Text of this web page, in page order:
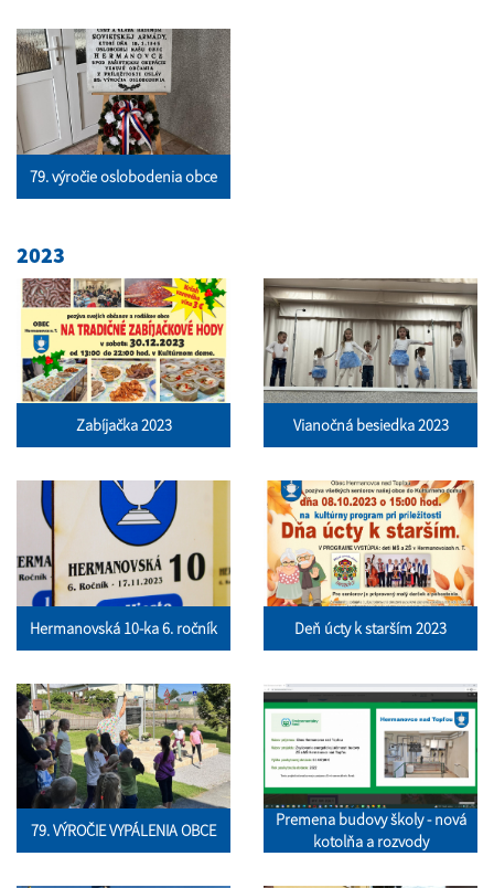
79. výročie oslobodenia obce
2023
Zabíjačka 2023 Vianočná besiedka 2023
Hermanovská 10-ka 6. ročník Deň úcty k starším 2023
79. VÝROČIE VYPÁLENIA OBCE
Premena budovy školy - nová
kotolňa a rozvody